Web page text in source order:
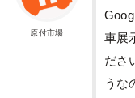
原付市場
車展
ださ
うな